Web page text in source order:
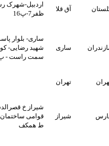
آق قلا
اردبیل-شهرک رسالت-ک
ظفر7-پ16
ساری
ساری- بلوار پاسداران - خ
شهید رضایی- کوچه سوم
سمت راست - پ 9
تهران
شیراز
شیراز خ قصرالدشت آسیاب
قوامی ساختمان کانون وکلا